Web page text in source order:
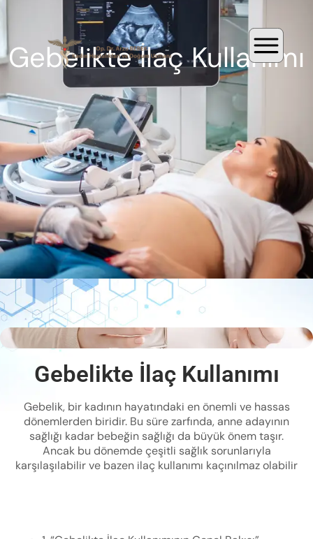
Gebelikte İlaç Kullanımı
Gebelikte İlaç Kullanımı
Gebelik, bir kadının hayatındaki en önemli ve hassas
dönemlerden biridir. Bu süre zarfında, anne adayının
sağlığı kadar bebeğin sağlığı da büyük önem taşır.
Ancak bu dönemde çeşitli sağlık sorunlarıyla
karşılaşılabilir ve bazen ilaç kullanımı kaçınılmaz olabilir